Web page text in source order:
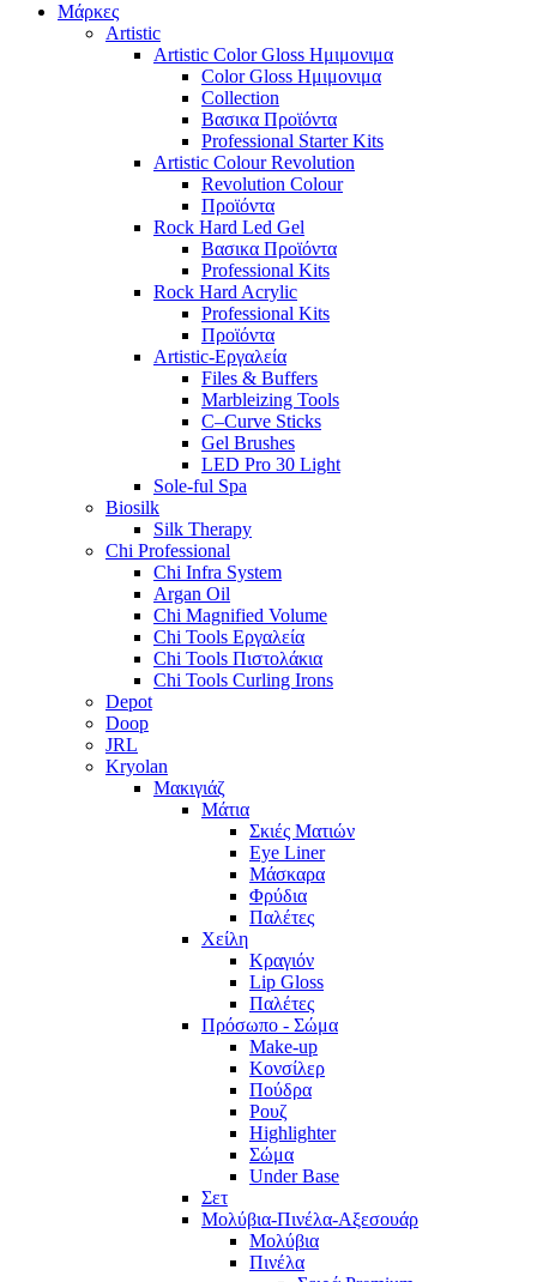
Μάρκες
Artistic
Artistic Color Gloss Ημιμονιμα
Color Gloss Ημιμονιμα
Collection
Βασικα Προϊόντα
Professional Starter Kits
Artistic Colour Revolution
Revolution Colour
Προϊόντα
Rock Hard Led Gel
Βασικα Προϊόντα
Professional Kits
Rock Hard Acrylic
Professional Kits
Προϊόντα
Artistic-Εργαλεία
Files & Buffers
Marbleizing Tools
C–Curve Sticks
Gel Brushes
LED Pro 30 Light
Sole-ful Spa
Biosilk
Silk Therapy
Chi Professional
Chi Infra System
Argan Oil
Chi Magnified Volume
Chi Tools Εργαλεία
Chi Tools Πιστολάκια
Chi Tools Curling Irons
Depot
Doop
JRL
Kryolan
Μακιγιάζ
Μάτια
Σκιές Ματιών
Eye Liner
Μάσκαρα
Φρύδια
Παλέτες
Χείλη
Κραγιόν
Lip Gloss
Παλέτες
Πρόσωπο - Σώμα
Make-up
Κονσίλερ
Πούδρα
Ρουζ
Highlighter
Σώμα
Under Base
Σετ
Μολύβια-Πινέλα-Αξεσουάρ
Μολύβια
Πινέλα